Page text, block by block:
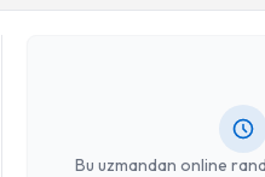
Bu uzmandan online
Uzm. Dr. Burhan Burhanoğlu